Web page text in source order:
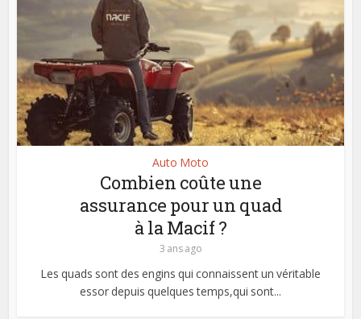
Auto Moto
Combien coûte une
assurance pour un quad
à la Macif ?
3 ans ago
Les quads sont des engins qui connaissent un véritable
essor depuis quelques temps,qui sont...